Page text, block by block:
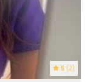
5 (2)